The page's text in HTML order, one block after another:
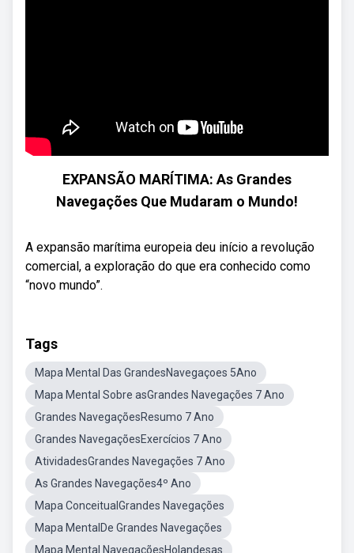
EXPANSÃO MARÍTIMA: As Grandes
Navegações Que Mudaram o Mundo!
A expansão marítima europeia deu início a revolução
comercial, a exploração do que era conhecido como
“novo mundo”.
Tags
Mapa Mental Das GrandesNavegaçoes 5Ano
Mapa Mental Sobre asGrandes Navegações 7 Ano
Grandes NavegaçõesResumo 7 Ano
Grandes NavegaçõesExercícios 7 Ano
AtividadesGrandes Navegações 7 Ano
As Grandes Navegações4º Ano
Mapa ConceitualGrandes Navegações
Mapa MentalDe Grandes Navegações
Mapa Mental NavegaçõesHolandesas